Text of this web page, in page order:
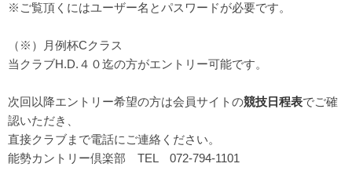
※ご覧頂くにはユーザー名とパスワードが必要です。
（※）月例杯Cクラス
当クラブH.D.４０迄の方がエントリー可能です。
次回以降エントリー希望の方は会員サイトの競技日程表でご確
認いただき、
直接クラブまで電話にご連絡ください。
能勢カントリー倶楽部 TEL 072-794-1101